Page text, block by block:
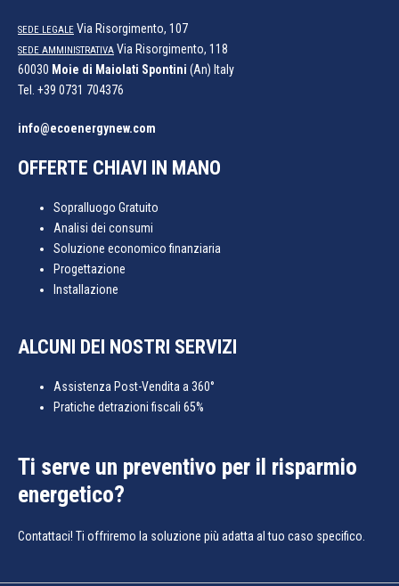
SEDE LEGALE Via Risorgimento, 107
SEDE AMMINISTRATIVA Via Risorgimento, 118
60030 Moie di Maiolati Spontini (An) Italy
Tel. +39 0731 704376
info@ecoenergynew.com
OFFERTE CHIAVI IN MANO
Sopralluogo Gratuito
Analisi dei consumi
Soluzione economico finanziaria
Progettazione
Installazione
ALCUNI DEI NOSTRI SERVIZI
Assistenza Post-Vendita a 360°
Pratiche detrazioni fiscali 65%
Ti serve un preventivo per il risparmio
energetico?
Contattaci! Ti offriremo la soluzione più adatta al tuo caso specifico.